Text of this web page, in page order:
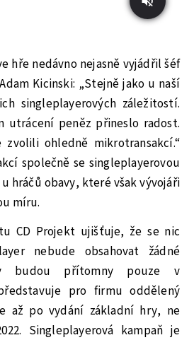
hře nedávno nejasně vyjádřil šéf
Kicinski: „Stejně jako u naší
singleplayerových záležitostí.
utrácení peněz přineslo radost.
ohledně mikrotransakcí.“
společně se singleplayerovou
hráčů obavy, které však vývojáři
míru.
CD Projekt ujišťuje, že se nic
nebude obsahovat žádné
budou přítomny pouze v
pro firmu oddělený
až po vydání základní hry, ne
Singleplayerová kampaň je